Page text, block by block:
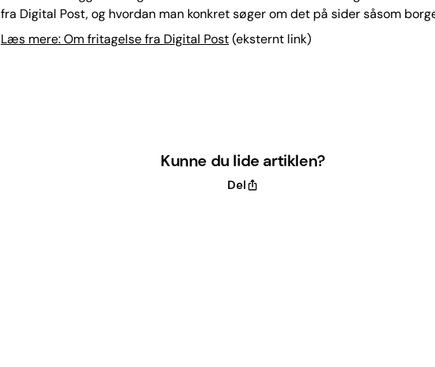
fra Digital Post, og hvordan man konkret søger om det på sider såsom
Læs mere: Om fritagelse fra Digital Post(eksternt link)
Kunne du lide artiklen?
Del